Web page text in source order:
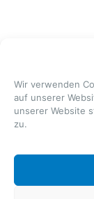
Wir verwenden
auf unserer
unserer Website
zu.